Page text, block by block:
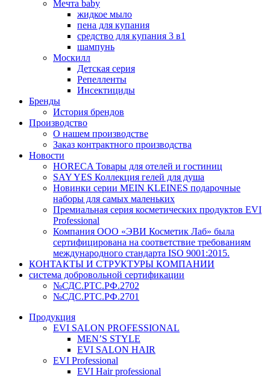
Мечта baby
жидкое мыло
пена для купания
средство для купания 3 в1
шампунь
Москилл
Детская серия
Репелленты
Инсектициды
Бренды
История брендов
Производство
О нашем производстве
Заказ контрактного производства
Новости
HORECA Товары для отелей и гостиниц
SAY YES Коллекция гелей для душа
Новинки серии MEIN KLEINES подарочные
наборы для самых маленьких
Премиальная серия косметических продуктов EVI
Professional
Компания ООО «ЭВИ Косметик Лаб» была
сертифицирована на соответствие требованиям
международного стандарта ISO 9001:2015.
КОНТАКТЫ И СТРУКТУРЫ КОМПАНИИ
система добровольной сертификации
№СДС.РТС.РФ.2702
№СДС.РТС.РФ.2701
Продукция
EVI SALON PROFESSIONAL
MEN’S STYLE
EVI SALON HAIR
EVI Professional
EVI Hair professional